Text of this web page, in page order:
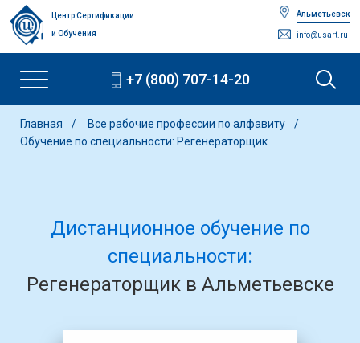
Центр Сертификации
и Обучения
Альметьевск
info@usart.ru
+7 (800) 707-14-20
Главная
Все рабочие профессии по алфавиту
Обучение по специальности: Регенераторщик
Дистанционное обучение по
специальности:
Регенераторщик в Альметьевске